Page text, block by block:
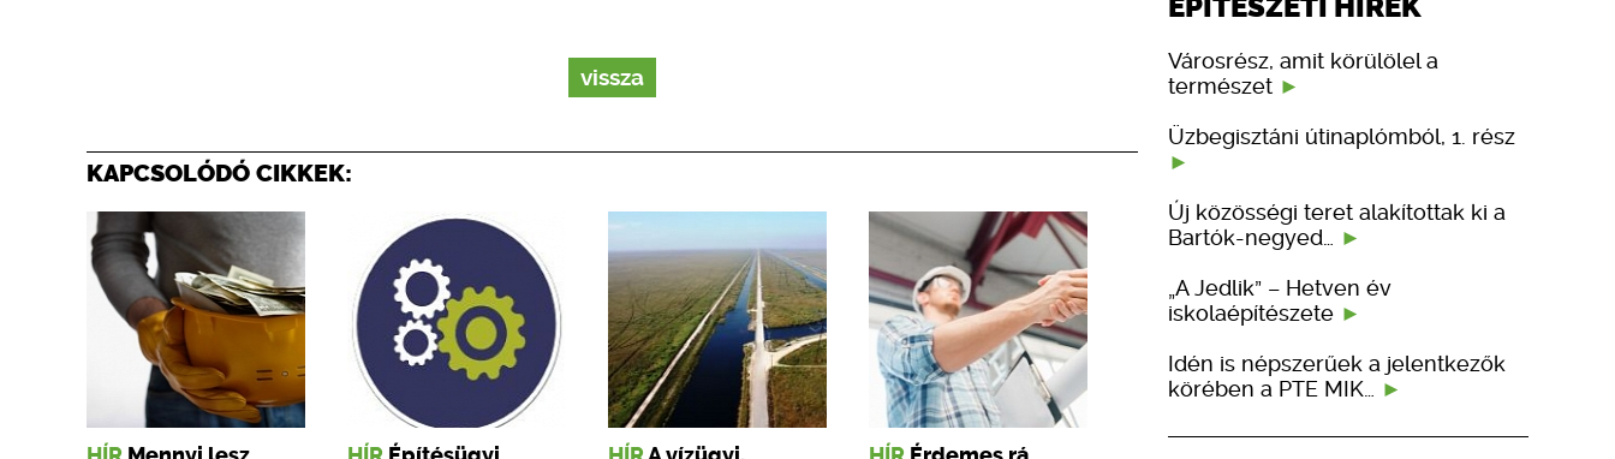
vissza
KAPCSOLÓDÓ CIKKEK:
Városrész, amit körülölel a
természet
Üzbegisztáni útinaplómból, 1. rész
Új közösségi teret alakítottak ki a
Bartók-negyed…
„A Jedlik” – Hetven év
iskolaépítészete
Idén is népszerűek a jelentkezők
körében a PTE MIK…